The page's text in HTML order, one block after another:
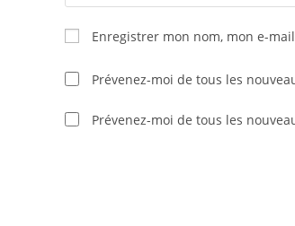
your
name
or
username
comment
Enregistrer mon nom, mon e-
Prévenez-moi de tous les
Prévenez-moi de tous les